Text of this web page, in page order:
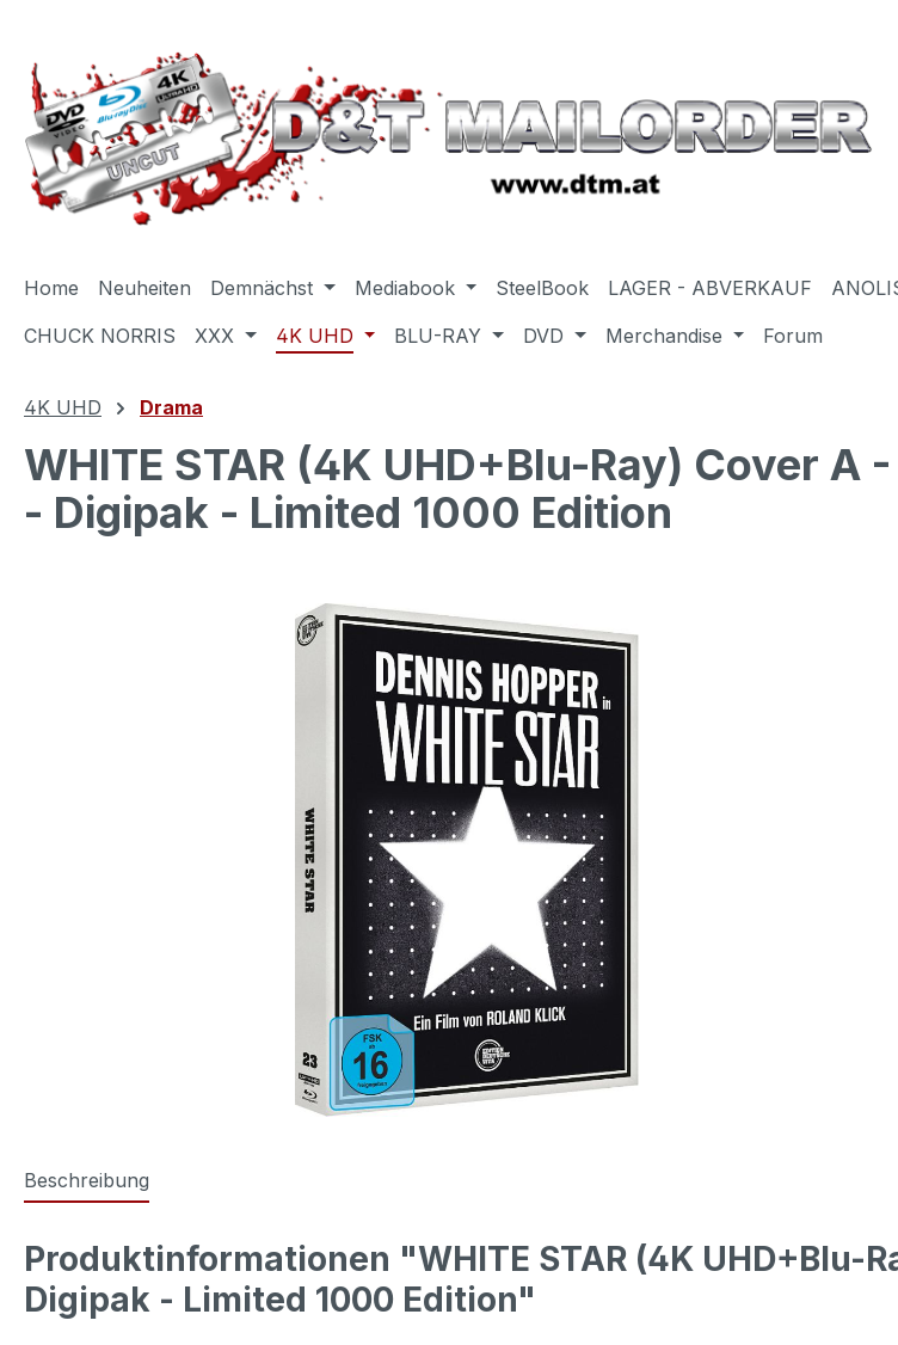
Home Neuheiten Demnächst Mediabook SteelBook LAGER - ABVERKAUF
CHUCK NORRIS
XXX 4K UHD BLU-RAY DVD Merchandise Forum
4K UHD Drama
WHITE STAR (4K UHD+Blu-Ray) Cover
- Digipak - Limited 1000 Edition
Beschreibung
Produktinformationen "WHITE STAR (4K UHD+Blu-
Digipak - Limited 1000 Edition"